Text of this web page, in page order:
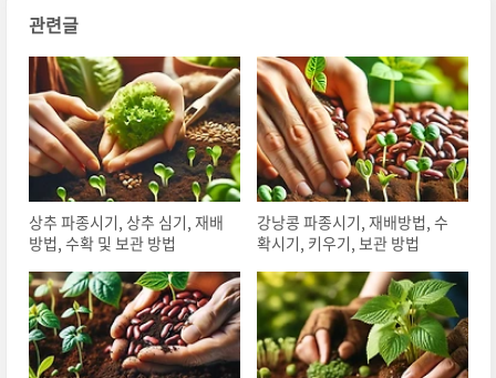
관련글
상추 파종시기, 상추 심기, 재배
방법, 수확 및 보관 방법
강낭콩 파종시기, 재배방법, 수
확시기, 키우기, 보관 방법